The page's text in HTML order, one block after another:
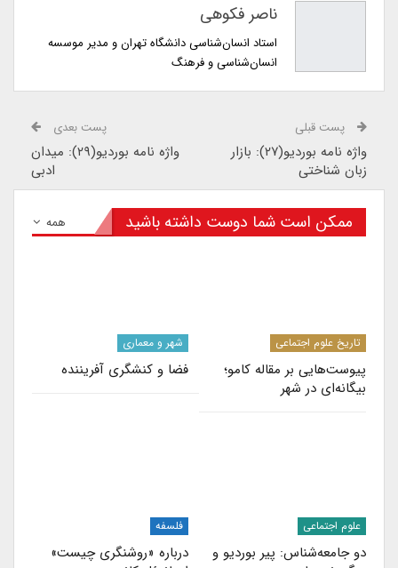
ناصر فکوهی
استاد انسان‌شناسی دانشگاه تهران و مدیر موسسه
انسان‌شناسی و فرهنگ
پست قبلی
واژه نامه بوردیو(۲۷): بازار
زبان شناختی
پست بعدی
واژه نامه بوردیو(۲۹): میدان
ادبی
همه ممکن است شما دوست داشته باشید
تاریخ علوم اجتماعی
پیوست‌هایی بر مقاله کامو؛
بیگانه‌ای در شهر
شهر و معماری
فضا و کنشگری آفریننده
علوم اجتماعی
دو جامعه‌شناس: پیر بوردیو و
فلسفه
درباره «روشنگری چیست»